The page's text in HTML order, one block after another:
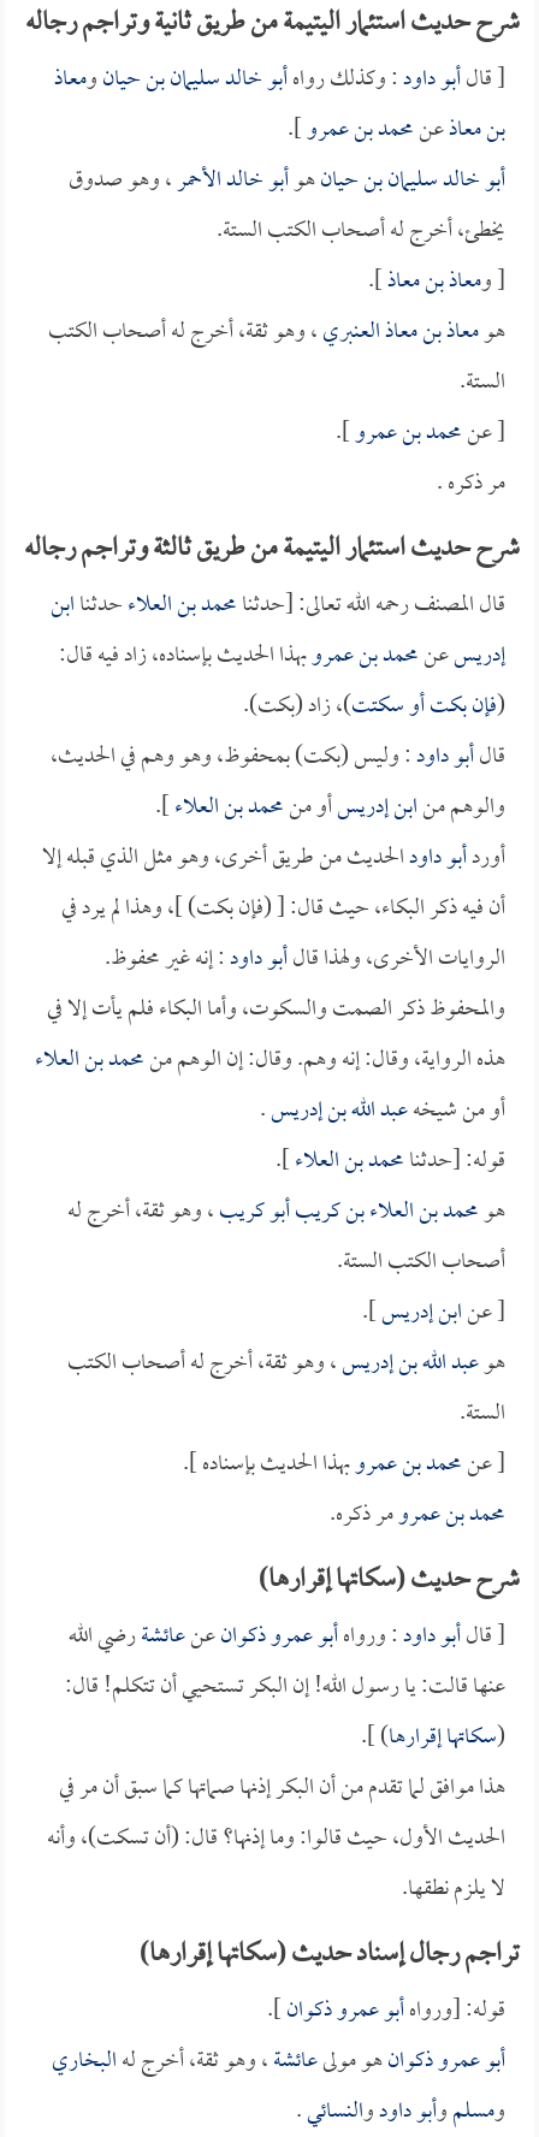
شرح حديث استئمار اليتيمة من طريق ثانية وتراجم رجاله
[ قالأبو داود: وكذلك رواهأبو خالد سليمان بن حيانومعاذ
بن معاذعنمحمد بن عمرو].
أبو خالد سليمان بن حيانهوأبو خالد الأحمر، وهو صدوق
يخطئ، أخرج له أصحاب الكتب الستة.
[ ومعاذ بن معاذ].
هومعاذ بن معاذ العنبري، وهو ثقة، أخرج له أصحاب الكتب
الستة.
[ عنمحمد بن عمرو].
مر ذكره .
شرح حديث استئمار اليتيمة من طريق ثالثة وتراجم رجاله
قال المصنف رحمه الله تعالى: [حدثنامحمد بن العلاءحدثناابن
إدريسعنمحمد بن عمروبهذا الحديث بإسناده، زاد فيه قال:
(فإن بكت أو سكتت)، زاد (بكت).
قالأبو داود: وليس (بكت) بمحفوظ، وهو وهم في الحديث،
والوهم منابن إدريسأو منمحمد بن العلاء].
أوردأبو داودالحديث من طريق أخرى، وهو مثل الذي قبله إلا
أن فيه ذكر البكاء، حيث قال: [ (فإن بكت) ]، وهذا لم يرد في
الروايات الأخرى، ولهذا قالأبو داود: إنه غير محفوظ.
والمحفوظ ذكر الصمت والسكوت، وأما البكاء فلم يأت إلا في
هذه الرواية، وقال: إنه وهم. وقال: إن الوهم منمحمد بن العلاء
أو من شيخهعبد الله بن إدريس.
قوله: [حدثنامحمد بن العلاء].
هومحمد بن العلاء بن كريب أبو كريب، وهو ثقة، أخرج له
أصحاب الكتب الستة.
[ عنابن إدريس].
هوعبد الله بن إدريس، وهو ثقة، أخرج له أصحاب الكتب
الستة.
[ عنمحمد بن عمروبهذا الحديث بإسناده ].
محمد بن عمرومر ذكره.
شرح حديث (سكاتها إقرارها)
[ قالأبو داود: ورواهأبو عمرو ذكوانعنعائشةرضي الله
عنها قالت: يا رسول الله! إن البكر تستحيي أن تتكلم! قال:
(سكاتها إقرارها) ].
هذا موافق لما تقدم من أن البكر إذنها صماتها كما سبق أن مر في
الحديث الأول، حيث قالوا: وما إذنها؟ قال: (أن تسكت)، وأنه
لا يلزم نطقها.
تراجم رجال إسناد حديث (سكاتها إقرارها)
قوله: [ورواهأبو عمرو ذكوان].
أبو عمرو ذكوانهو مولىعائشة، وهو ثقة، أخرج لهالبخاري
ومسلموأبو داودوالنسائي.